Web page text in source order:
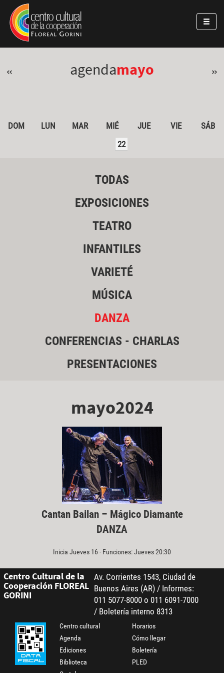
Pasar al contenido principal
Jump to main content
« agendamayo »
DOM LUN MAR MIÉ JUE VIE
SÁB
22
TODAS
EXPOSICIONES
TEATRO
INFANTILES
VARIETÉ
MÚSICA
DANZA
CONFERENCIAS - CHARLAS
PRESENTACIONES
mayo2024
Cantan Bailan – Mágico Diamante
DANZA
Inicia Jueves 16 - Funciones: Jueves 20:30
Centro Cultural de la
Cooperación FLOREAL
GORINI
Av. Corrientes 1543, Ciudad de
Buenos Aires (AR) / Informes:
011 5077-8000 o 011 6091-7000
/ Boletería interno 8313
Centro cultural
Agenda
Ediciones
Biblioteca
Horarios
Cómo llegar
Boletería
PLED